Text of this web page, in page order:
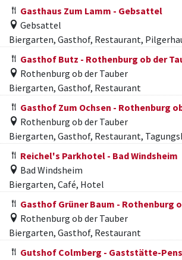
Gasthaus Zum Lamm - Gebsattel
Gebsattel
Biergarten, Gasthof, Restaurant,
Gasthof Butz - Rothenburg ob der
Rothenburg ob der Tauber
Biergarten, Gasthof, Restaurant
Gasthof Zum Ochsen - Rothenburg ob
Rothenburg ob der Tauber
Biergarten, Gasthof, Restaurant,
Reichel's Parkhotel - Bad Windsheim
Bad Windsheim
Biergarten, Café, Hotel
Gasthof Grüner Baum - Rothenburg ob
Rothenburg ob der Tauber
Biergarten, Gasthof, Restaurant
Gutshof Colmberg - Gaststätte-